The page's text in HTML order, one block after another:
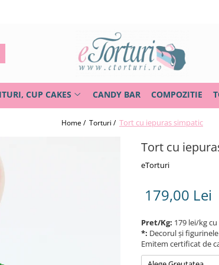
CUP CAKES CANDY BAR COMPOZITIE
Home / Torturi / Tort cu iepuras simpatic
Tort cu
eTorturi
179,00 Lei
Pret/Kg: 179 lei/kg
*: Decorul și
Emitem certificat de